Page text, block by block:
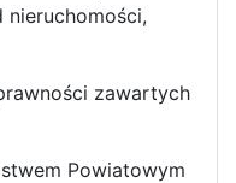
zawartych
Powiatowym